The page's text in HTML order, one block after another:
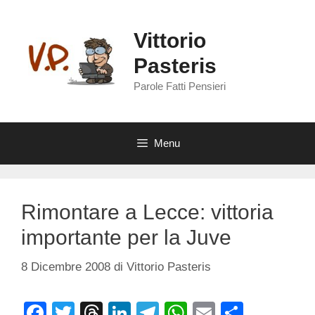
contenuto
Vittorio
Pasteris
Parole Fatti Pensieri
Menu
Rimontare a Lecce: vittoria
importante per la Juve
8 Dicembre 2008 di Vittorio Pasteris